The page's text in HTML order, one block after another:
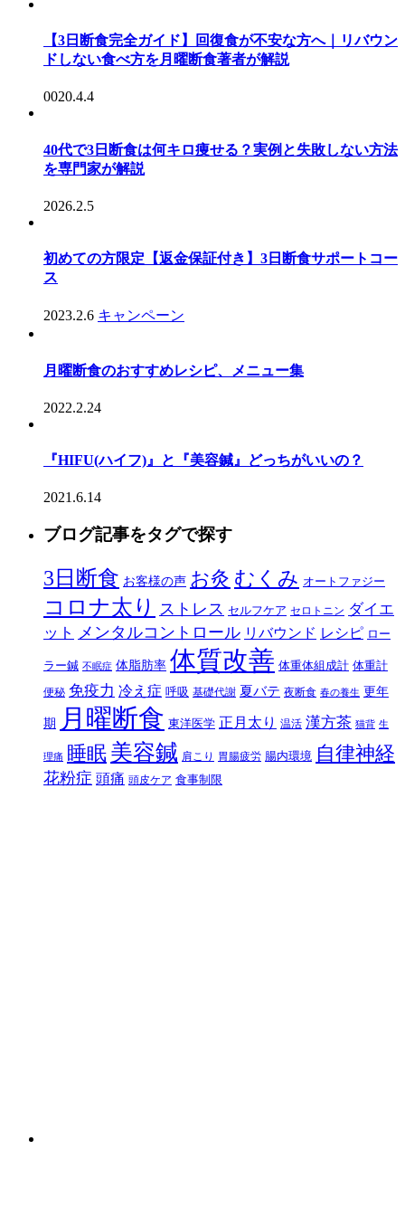
【3日断食完全ガイド】回復食が不安な方へ｜リバウン
ドしない食べ方を月曜断食著者が解説
0020.4.4
40代で3日断食は何キロ痩せる？実例と失敗しない方法
を専門家が解説
2026.2.5
初めての方限定【返金保証付き】3日断食サポートコー
ス
2023.2.6 キャンペーン
月曜断食のおすすめレシピ、メニュー集
2022.2.24
『HIFU(ハイフ)』と『美容鍼』どっちがいいの？
2021.6.14
ブログ記事をタグで探す
3日断食 お客様の声 お灸 むくみ オートファジー
コロナ太り ストレス セルフケア セロトニン ダイエ
ット
メンタルコントロール リバウンド レシピ ロー
ラー鍼 不眠症 体脂肪率 体質改善 体重体組成計 体重計
便秘 免疫力 冷え症 呼吸 基礎代謝 夏バテ 夜断食 春の養生 更年
期 月曜断食 東洋医学 正月太り 温活 漢方茶 猫背 生
理痛 睡眠 美容鍼 肩こり 胃腸疲労 腸内環境 自律神経
花粉症 頭痛 頭皮ケア 食事制限